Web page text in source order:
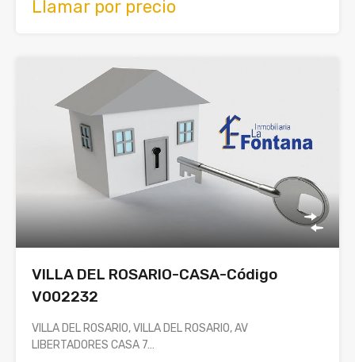
Llamar por precio
VILLA DEL ROSARIO-CASA-Código
V002232
VILLA DEL ROSARIO, VILLA DEL ROSARIO, AV
LIBERTADORES CASA 7…